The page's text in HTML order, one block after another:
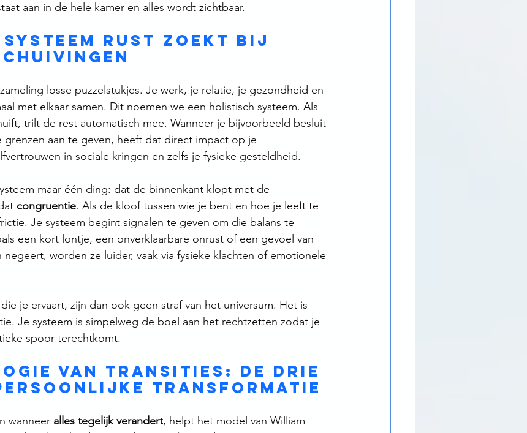
aan in de hele kamer en alles wordt zichtbaar.
systeem rust zoekt bij
losse puzzelstukjes. Je werk, je relatie, je gezondheid en
met elkaar samen. Dit noemen we een holistisch systeem. Als
trilt de rest automatisch mee. Wanneer je bijvoorbeeld besluit
aan te geven, heeft dat direct impact op je
in sociale kringen en zelfs je fysieke gesteldheid.
maar één ding: dat de binnenkant klopt met de
congruentie. Als de kloof tussen wie je bent en hoe je leeft te
Je systeem begint signalen te geven om die balans te
een kort lontje, een onverklaarbare onrust of een gevoel van
worden ze luider, vaak via fysieke klachten of emotionele
die je ervaart, zijn dan ook geen straf van het universum. Het is
Je systeem is simpelweg de boel aan het rechtzetten zodat je
spoor terechtkomt.
van transities: De drie
transformatie
wanneer alles tegelijk verandert, helpt het model van William